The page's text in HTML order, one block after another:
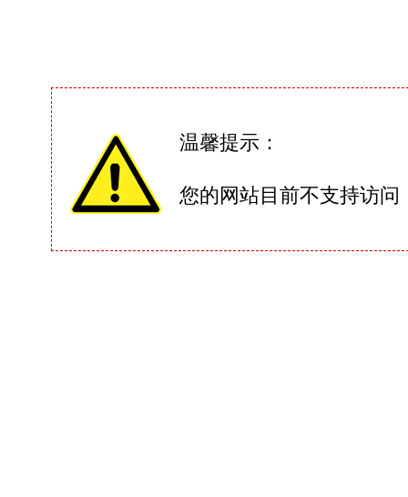
温馨提示：
您的网站目前不支持访